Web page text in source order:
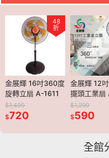
48
折
金展輝 16吋360度
旋轉立扇 A-1611
$1,490
$720
金展輝 12
擺頭工業扇
1211
$1,299
$590
56
折
】安寶
蚊拍
54
折
安寶 單層充電捕蚊
拍 AB-9917
全館